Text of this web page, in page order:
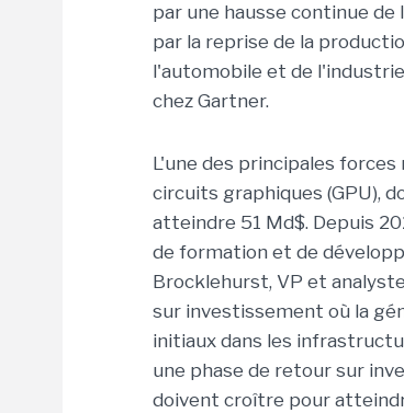
par une hausse continue de
par la reprise de la
l'automobile et de
chez Gartner.
L'une des principales
circuits graphiques (GPU),
atteindre 51 Md$. Depuis
de formation et de
Brocklehurst, VP et
sur investissement où la
initiaux dans les
une phase de retour sur
doivent croître pour